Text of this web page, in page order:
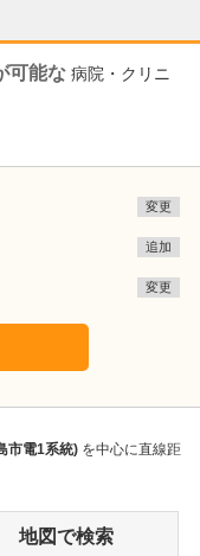
可能な 病院・クリニ
変更
追加
変更
市電1系統) を中心に直線距
地図で検索